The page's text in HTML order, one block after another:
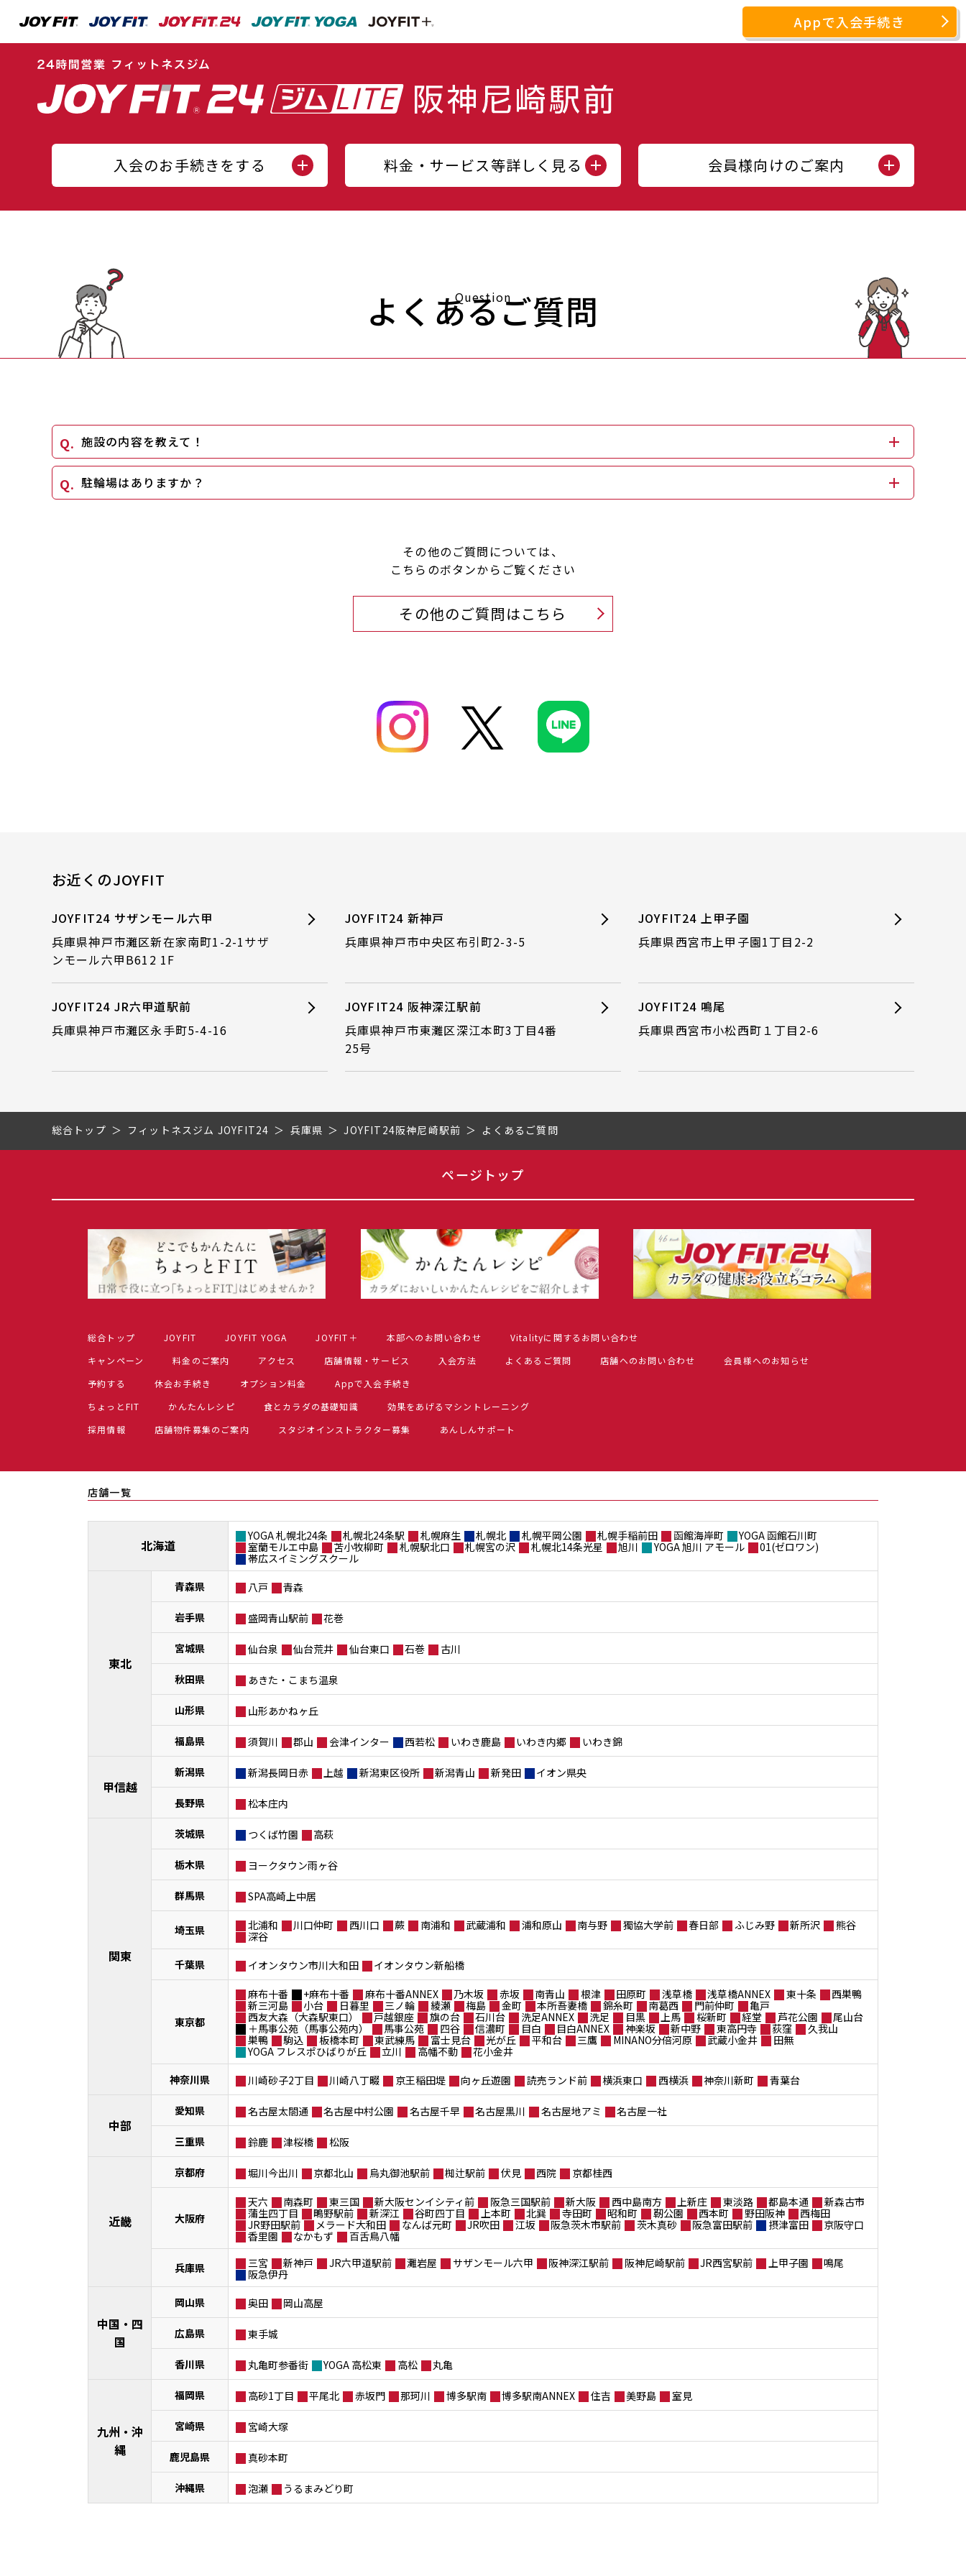
Appで入会手続き
入会のお手続きをする 料金・サービス等詳しく見る 会員様向けのご案内
Question
よくあるご質問
施設の内容を教えて！
駐輪場はありますか？
その他のご質問については、
こちらのボタンからご覧ください
その他のご質問はこちら
お近くのJOYFIT
JOYFIT24 サザンモール六甲
兵庫県神戸市灘区新在家南町1-2-1サザ
ンモール六甲B612 1F
JOYFIT24 新神戸
兵庫県神戸市中央区布引町2-3-5
JOYFIT24 上甲子園
兵庫県西宮市上甲子園1丁目2-2
JOYFIT24 JR六甲道駅前
兵庫県神戸市灘区永手町5-4-16
JOYFIT24 阪神深江駅前
兵庫県神戸市東灘区深江本町3丁目4番
25号
JOYFIT24 鳴尾
兵庫県西宮市小松西町１丁目2-6
総合トップ フィットネスジム JOYFIT24 兵庫県 JOYFIT24阪神尼崎駅前 よくあるご質問
ページトップ
総合トップ JOYFIT JOYFIT YOGA JOYFIT＋ 本部へのお問い合わせ
Vitalityに関するお問い合わせ
キャンペーン
料金のご案内 アクセス 店舗情報・サービス 入会方法 よくあるご質問 店舗へのお問い合わせ
会員様へのお知らせ
予約する
休会お手続き オプション料金
Appで入会手続き
ちょっとFIT
かんたんレシピ 食とカラダの基礎知識
効果をあげるマシントレーニング
採用情報
店舗物件募集のご案内 スタジオインストラクター募集 あんしんサポート
店舗一覧
北海道
YOGA 札幌北24条 札幌北24条駅 札幌麻生 札幌北 札幌平岡公園 札幌手稲前田 函館海岸町
YOGA 函館石川町
室蘭モルエ中島
苫小牧柳町 札幌駅北口 札幌宮の沢 札幌北14条光星 旭川 YOGA 旭川 アモール
01(ゼロワン)
帯広スイミングスクール
東北
青森県 八戸 青森
岩手県 盛岡青山駅前 花巻
宮城県 仙台泉 仙台荒井 仙台東口 石巻 古川
秋田県 あきた・こまち温泉
山形県 山形あかねヶ丘
福島県 須賀川 郡山 会津インター 西若松 いわき鹿島 いわき内郷 いわき錦
甲信越
新潟県 新潟長岡日赤 上越 新潟東区役所 新潟青山 新発田 イオン県央
長野県 松本庄内
関東
茨城県 つくば竹園 高萩
栃木県 ヨークタウン雨ヶ谷
群馬県 SPA高崎上中居
埼玉県 北浦和 川口仲町 西川口 蕨 南浦和 武蔵浦和 浦和原山 南与野 獨協大学前 春日部 ふじみ野 新所沢
熊谷
深谷
千葉県
イオンタウン市川大和田 イオンタウン新船橋
東京都
麻布十番 +麻布十番 麻布十番ANNEX 乃木坂 赤坂 南青山 根津 田原町 浅草橋 浅草橋ANNEX 東十条
西巣鴨
新三河島
小台 日暮里 三ノ輪 綾瀬 梅島 金町 本所吾妻橋 錦糸町 南葛西 門前仲町
亀戸
西友大森（大森駅東口）
戸越銀座 旗の台 石川台 洗足ANNEX 洗足 目黒 上馬 桜新町 経堂 芦花公園
尾山台
＋馬事公苑（馬事公苑内）
馬事公苑 四谷 信濃町 目白 目白ANNEX 神楽坂 新中野 東高円寺 荻窪
久我山
巣鴨
駒込 板橋本町 東武練馬 富士見台 光が丘 平和台 三鷹 MINANO分倍河原 武蔵小金井
田無
YOGA フレスポひばりが丘
立川 高幡不動
花小金井
神奈川県
川崎砂子2丁目 川崎八丁畷 京王稲田堤 向ヶ丘遊園 読売ランド前 横浜東口 西横浜 神奈川新町 青葉台
中部
愛知県 名古屋太閤通 名古屋中村公園 名古屋千早 名古屋黒川 名古屋地アミ 名古屋一社
三重県 鈴鹿 津桜橋 松阪
近畿
京都府 堀川今出川 京都北山 烏丸御池駅前 椥辻駅前 伏見 西院 京都桂西
大阪府
天六 南森町 東三国 新大阪センイシティ前 阪急三国駅前 新大阪 西中島南方 上新庄 東淡路 都島本通
新森古市
蒲生四丁目
鴫野駅前 新深江 谷町四丁目 上本町 北巽 寺田町 昭和町 靭公園 西本町 野田阪神
西梅田
JR野田駅前
メラード大和田 なんば元町 JR吹田 江坂 阪急茨木市駅前 茨木真砂 阪急富田駅前 摂津富田
京阪守口
香里園
なかもず 百舌鳥八幡
兵庫県 三宮 新神戸 JR六甲道駅前 灘岩屋 サザンモール六甲 阪神深江駅前 阪神尼崎駅前 JR西宮駅前 上甲子園
鳴尾
阪急伊丹
中国・四
国
岡山県 奥田 岡山高屋
広島県 東手城
香川県 丸亀町参番街 YOGA 高松東 高松 丸亀
九州・沖
縄
福岡県 高砂1丁目 平尾北 赤坂門 那珂川 博多駅南 博多駅南ANNEX 住吉 美野島 室見
宮崎県 宮崎大塚
鹿児島県 真砂本町
沖縄県 泡瀬 うるまみどり町